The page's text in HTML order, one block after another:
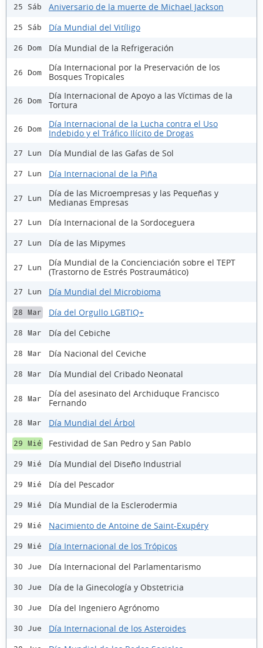
25 Sáb Aniversario de la muerte de Michael Jackson
25 Sáb Día Mundial del Vitíligo
26 Dom Día Mundial de la Refrigeración
26 Dom
Día Internacional por la Preservación de los
Bosques Tropicales
26 Dom
Día Internacional de Apoyo a las Víctimas de la
Tortura
26 Dom
Día Internacional de la Lucha contra el Uso
Indebido y el Tráfico Ilícito de Drogas
27 Lun Día Mundial de las Gafas de Sol
27 Lun Día Internacional de la Piña
27 Lun
Día de las Microempresas y las Pequeñas y
Medianas Empresas
27 Lun Día Internacional de la Sordoceguera
27 Lun Día de las Mipymes
27 Lun
Día Mundial de la Concienciación sobre el TEPT
(Trastorno de Estrés Postraumático)
27 Lun Día Mundial del Microbioma
28 Mar Día del Orgullo LGBTIQ+
28 Mar Día del Cebiche
28 Mar Día Nacional del Ceviche
28 Mar Día Mundial del Cribado Neonatal
28 Mar
Día del asesinato del Archiduque Francisco
Fernando
28 Mar Día Mundial del Árbol
29 Mié Festividad de San Pedro y San Pablo
29 Mié Día Mundial del Diseño Industrial
29 Mié Día del Pescador
29 Mié Día Mundial de la Esclerodermia
29 Mié Nacimiento de Antoine de Saint-Exupéry
29 Mié Día Internacional de los Trópicos
30 Jue Día Internacional del Parlamentarismo
30 Jue Día de la Ginecología y Obstetricia
30 Jue Día del Ingeniero Agrónomo
30 Jue Día Internacional de los Asteroides